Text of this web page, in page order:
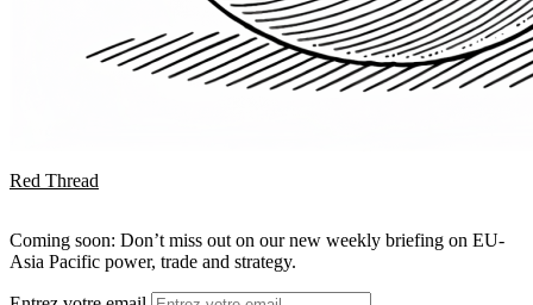
Red Thread
Coming soon: Don’t miss out on our new weekly briefing on EU-
Asia Pacific power, trade and strategy.